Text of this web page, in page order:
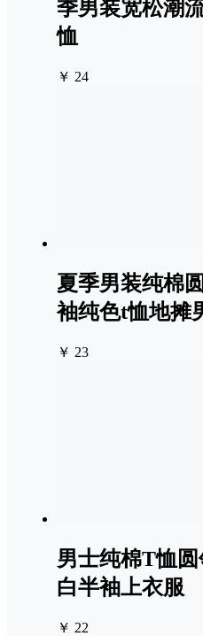
季男装宽松潮
恤
￥ 24
夏季男装纯棉
袖纯色t恤地摊
￥ 23
男士纯棉T恤
白半袖上衣服
￥ 22